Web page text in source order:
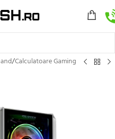
/Calculatoare Gaming